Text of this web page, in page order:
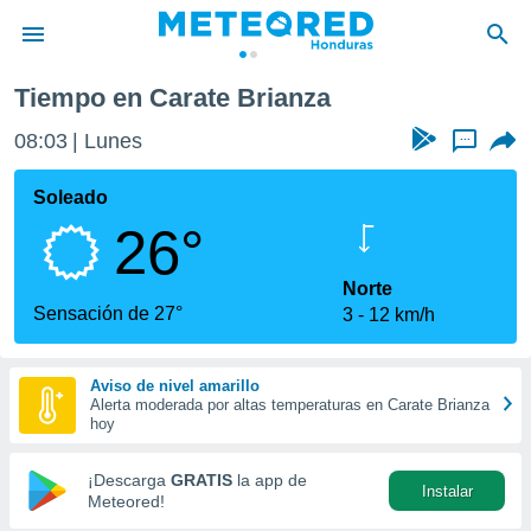
de
ha sido
calidad.
a este
las
y
forma
digital
basada
Tiempo en Carate Brianza
08:03 Lunes ...
Soleado
26°
Sensación de 27°
Norte
3
12 km/h
Aviso de nivel amarillo
Alerta moderada por altas temperaturas en Carate Brianza
hoy
¡Descarga GRATIS la app de
Meteored!
Instalar